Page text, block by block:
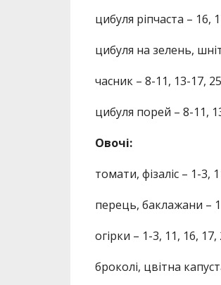
цибуля ріпчаста – 16,
цибуля на зелень,
часник – 8-11, 13-17,
цибуля порей – 8-11,
Овочі:
томати, фізаліс – 1-3,
перець, баклажани –
огірки – 1-3, 11, 16, 17,
броколі, цвітна